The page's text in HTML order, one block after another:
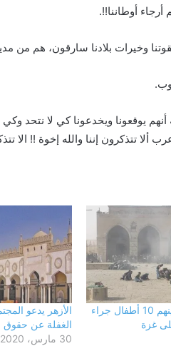
أوطاننا!!.
وخيرات بلادنا سارقون، هم من
يوقعونا ويخدعونا كي لا نتحد
تتذكرون إننا والله إخوة !! الا
عاجل| استشهاد 28 بينهم 10 أطفال جراء
غزة
الأزهر يدعو
الغفلة عن
30 مارس، 2020
وسيادتها خط أحمر..
ضرورة لمواجهة
التضليل
محافظ القليوبية
بالفترة المسائية
بمستشفى بنها
تشغيلها
رئيس مياه